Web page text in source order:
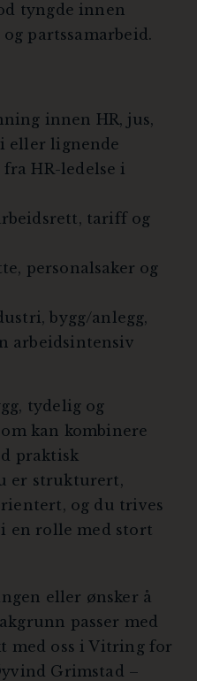
tyngde innen
partssamarbeid.
innen HR, jus,
eller lignende
HR-ledelse i
tariff og
personalsaker og
bygg/anlegg,
arbeidsintensiv
tydelig og
kan kombinere
praktisk
er strukturert,
og du trives
i en rolle med stort
eller ønsker å
passer med
med oss i Vitring for
Grimstad –